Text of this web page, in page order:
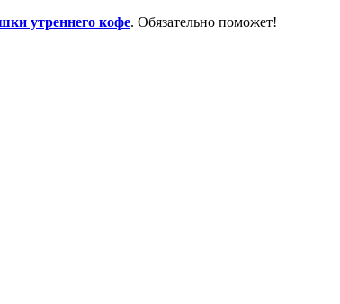
утреннего кофе. Обязательно поможет!